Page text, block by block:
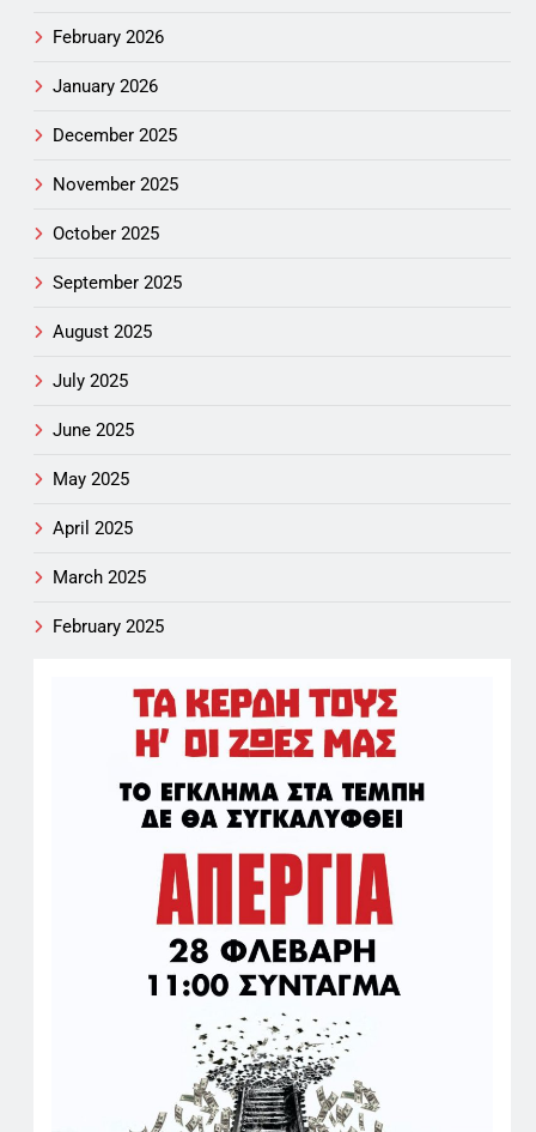
February 2026
January 2026
December 2025
November 2025
October 2025
September 2025
August 2025
July 2025
June 2025
May 2025
April 2025
March 2025
February 2025